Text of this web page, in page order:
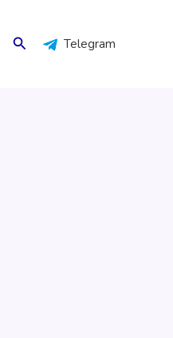
Поиск Telegram